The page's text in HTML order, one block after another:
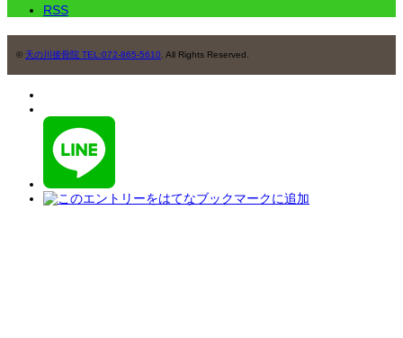
RSS
© 天の川接骨院 TEL:072-865-5610. All Rights Reserved.